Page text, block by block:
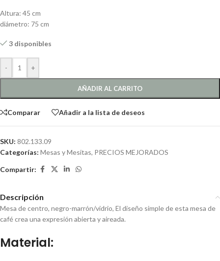
Altura: 45 cm
diámetro: 75 cm
3 disponibles
- +
AÑADIR AL CARRITO
Comparar Añadir a la lista de deseos
SKU: 802.133.09
Categorías: Mesas y Mesitas, PRECIOS MEJORADOS
Compartir:
Descripción
Mesa de centro, negro-marrón/vidrio, El diseño simple de esta mesa de
café crea una expresión abierta y aireada.
Material: